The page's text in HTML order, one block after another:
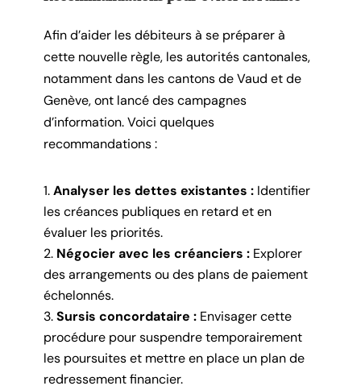
Afin d’aider les débiteurs à se préparer à
cette nouvelle règle, les autorités cantonales,
notamment dans les cantons de Vaud et de
Genève, ont lancé des campagnes
d’information. Voici quelques
recommandations :
Analyser les dettes existantes :Identifier
les créances publiques en retard et en
évaluer les priorités.
Négocier avec les créanciers :Explorer
des arrangements ou des plans de paiement
échelonnés.
Sursis concordataire :Envisager cette
procédure pour suspendre temporairement
les poursuites et mettre en place un plan de
redressement financier.